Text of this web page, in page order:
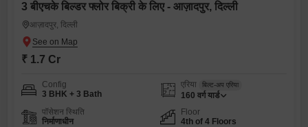
3 बीएचके बिल्डर फ्लोर बिक्री के लिए - आज़ादपुर, दिल्ली
आज़ादपुर, दिल्ली
₹ 1.7 Cr
Config
3 BHK + 3 Bath
एरिया बिल्ट-अप एरिया
160 वर्ग यार्ड
पॉसेशन स्थिति
निर्माणाधीन
Floor
4th of 4 Floors